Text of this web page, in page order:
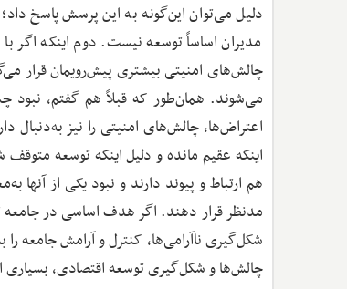
دلیل می‌توان این‌گونه به این پرسش پاسخ
مدیران اساساً توسعه نیست. دوم اینکه اگر
چالش‌های امنیتی بیشتری پیش‌رویمان قرار
می‌شوند. همان‌طور که قبلاً هم گفتم، نبود
اعتراض‌ها، چالش‌های امنیتی را نیز به‌دنبال
اینکه عقیم مانده و دلیل اینکه توسعه
هم ارتباط و پیوند دارند و نبود یکی از
مدنظر قرار دهند. اگر هدف اساسی در جامعه
شکل‌گیری ناآرامی‌ها، کنترل و آرامش جامعه
چالش‌ها و شکل‌گیری توسعه اقتصادی،